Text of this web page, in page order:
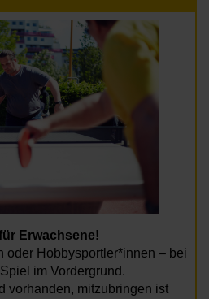
Erwachsene!
oder Hobbysportler*innen – bei
im Vordergrund.
vorhanden, mitzubringen ist